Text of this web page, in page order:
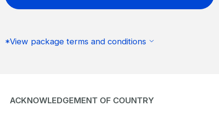
*View package terms and conditions
ACKNOWLEDGEMENT OF COUNTRY